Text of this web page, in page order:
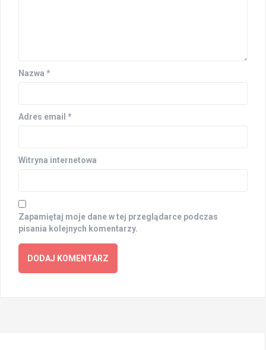
Nazwa *
Adres email *
Witryna internetowa
Zapamiętaj moje dane w tej przeglądarce podczas
pisania kolejnych komentarzy.